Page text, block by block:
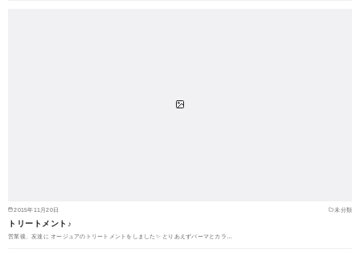
2015年11月20日 未分類
トリートメント♪
営業後、友達に オージュアのトリートメントをしました✨ とりあえずパーマとカラ…